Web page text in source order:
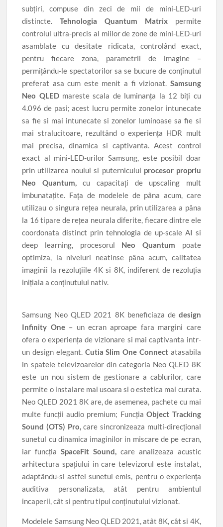
subțiri, compuse din zeci de mii de mini-LED-uri
distincte.Tehnologia Quantum Matrixpermite
controlul ultra-precis al miilor de zone de mini-LED-uri
asamblate cu desitate ridicata, controlând exact,
pentru fiecare zona, parametrii de imagine –
permițându-le spectatorilor sa se bucure de conținutul
preferat asa cum este menit a fi vizionat. Samsung
Neo QLEDmareste scala de luminanța la 12 biți cu
4.096 de pasi; acest lucru permite zonelor intunecate
sa fie si mai intunecate si zonelor luminoase sa fie si
mai stralucitoare, rezultând o experiența HDR mult
mai precisa, dinamica si captivanta. Acest control
exact al mini-LED-urilor Samsung, este posibil doar
prin utilizarea noului si puternicului procesor propriu
Neo Quantum,cu capacitați de upscaling mult
imbunatațite. Fața de modelele de pâna acum, care
utilizau o singura rețea neurala, prin utilizarea a pâna
la 16 tipare de rețea neurala diferite, fiecare dintre ele
coordonata distinct prin tehnologia de up-scale AI si
deep learning, procesorul Neo Quantum poate
optimiza, la niveluri neatinse pâna acum, calitatea
imaginii la rezoluțiile 4K si 8K, indiferent de rezoluția
inițiala a conținutului nativ.
Samsung Neo QLED 2021 8K beneficiaza de design
Infinity One– un ecran aproape fara margini care
ofera o experiența de vizionare si mai captivanta intr-
un design elegant.Cutia Slim One Connectatasabila
in spatele televizoarelor din categoria Neo QLED 8K
este un nou sistem de gestionare a cablurilor, care
permite o instalare mai usoara si o estetica mai curata.
Neo QLED 2021 8K are, de asemenea, pachete cu mai
multe funcții audio premium; Funcția Object Tracking
Sound (OTS) Pro,care sincronizeaza multi-direcțional
sunetul cu dinamica imaginilor in miscare de pe ecran,
iar funcțiaSpaceFit Sound, care analizeaza acustic
arhitectura spațiului in care televizorul este instalat,
adaptându-si astfel sunetul emis, pentru o experiența
auditiva personalizata, atât pentru ambientul
incaperii, cât si pentru tipul conținutului vizionat.
Modelele Samsung Neo QLED 2021, atât 8K, cât si 4K,